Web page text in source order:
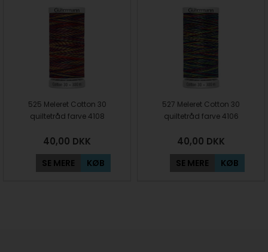
525 Meleret Cotton 30
quiltetråd farve 4108
40,00 DKK
SE MERE KØB
527 Meleret Cotton 30
quiltetråd farve 4106
40,00 DKK
SE MERE KØB